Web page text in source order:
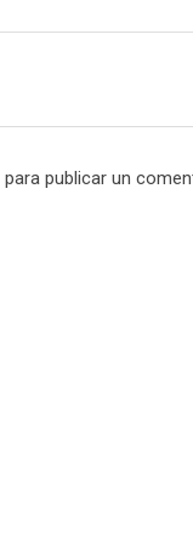
para publicar un